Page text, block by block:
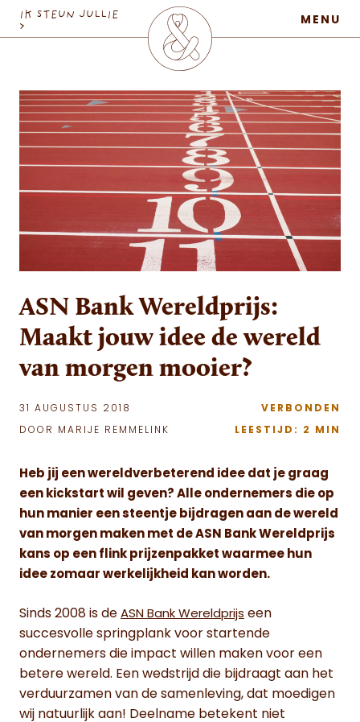
MaatschapWij
MENU
IK STEUN JULLIE
>
ASN Bank Wereldprijs:
Maakt jouw idee de wereld
van morgen mooier?
31 AUGUSTUS 2018
DOOR MARIJE REMMELINK
VERBONDEN
LEESTIJD: 2 MIN
Heb jij een wereldverbeterend idee dat je graag
een kickstart wil geven? Alle ondernemers die op
hun manier een steentje bijdragen aan de wereld
van morgen maken met de ASN Bank Wereldprijs
kans op een flink prijzenpakket waarmee hun
idee zomaar werkelijkheid kan worden.
Sinds 2008 is de ASN Bank Wereldprijs een
succesvolle springplank voor startende
ondernemers die impact willen maken voor een
betere wereld. Een wedstrijd die bijdraagt aan het
verduurzamen van de samenleving, dat moedigen
wij natuurlijk aan! Deelname betekent niet